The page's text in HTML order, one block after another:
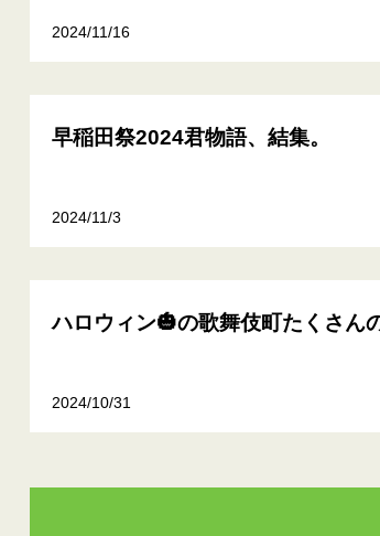
2024/11/16
早稲田祭2024君物語、結集。
2024/11/3
ハロウィン🎃の歌舞伎町たくさん
2024/10/31